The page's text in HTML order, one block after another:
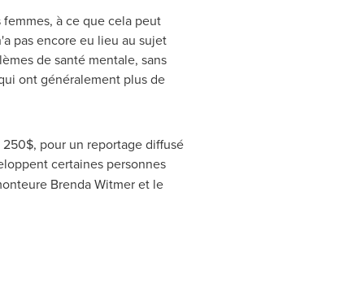
à ce que cela peut
pas encore eu lieu au sujet
de santé mentale, sans
ont généralement plus de
pour un reportage diffusé
certaines personnes
Brenda Witmeret le